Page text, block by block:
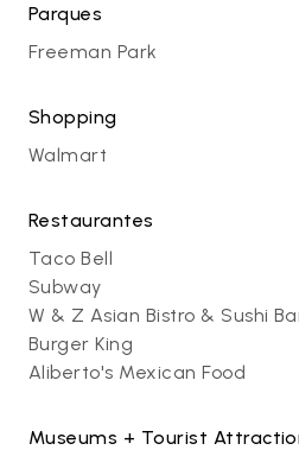
Parques
Freeman Park
Shopping
Walmart
Restaurantes
Taco Bell
Subway
W & Z Asian Bistro & Sushi
Burger King
Aliberto's Mexican Food
Museums + Tourist